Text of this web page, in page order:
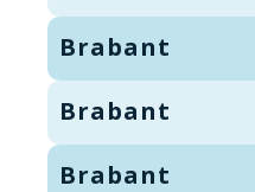
Brabant
Brabant
Brabant